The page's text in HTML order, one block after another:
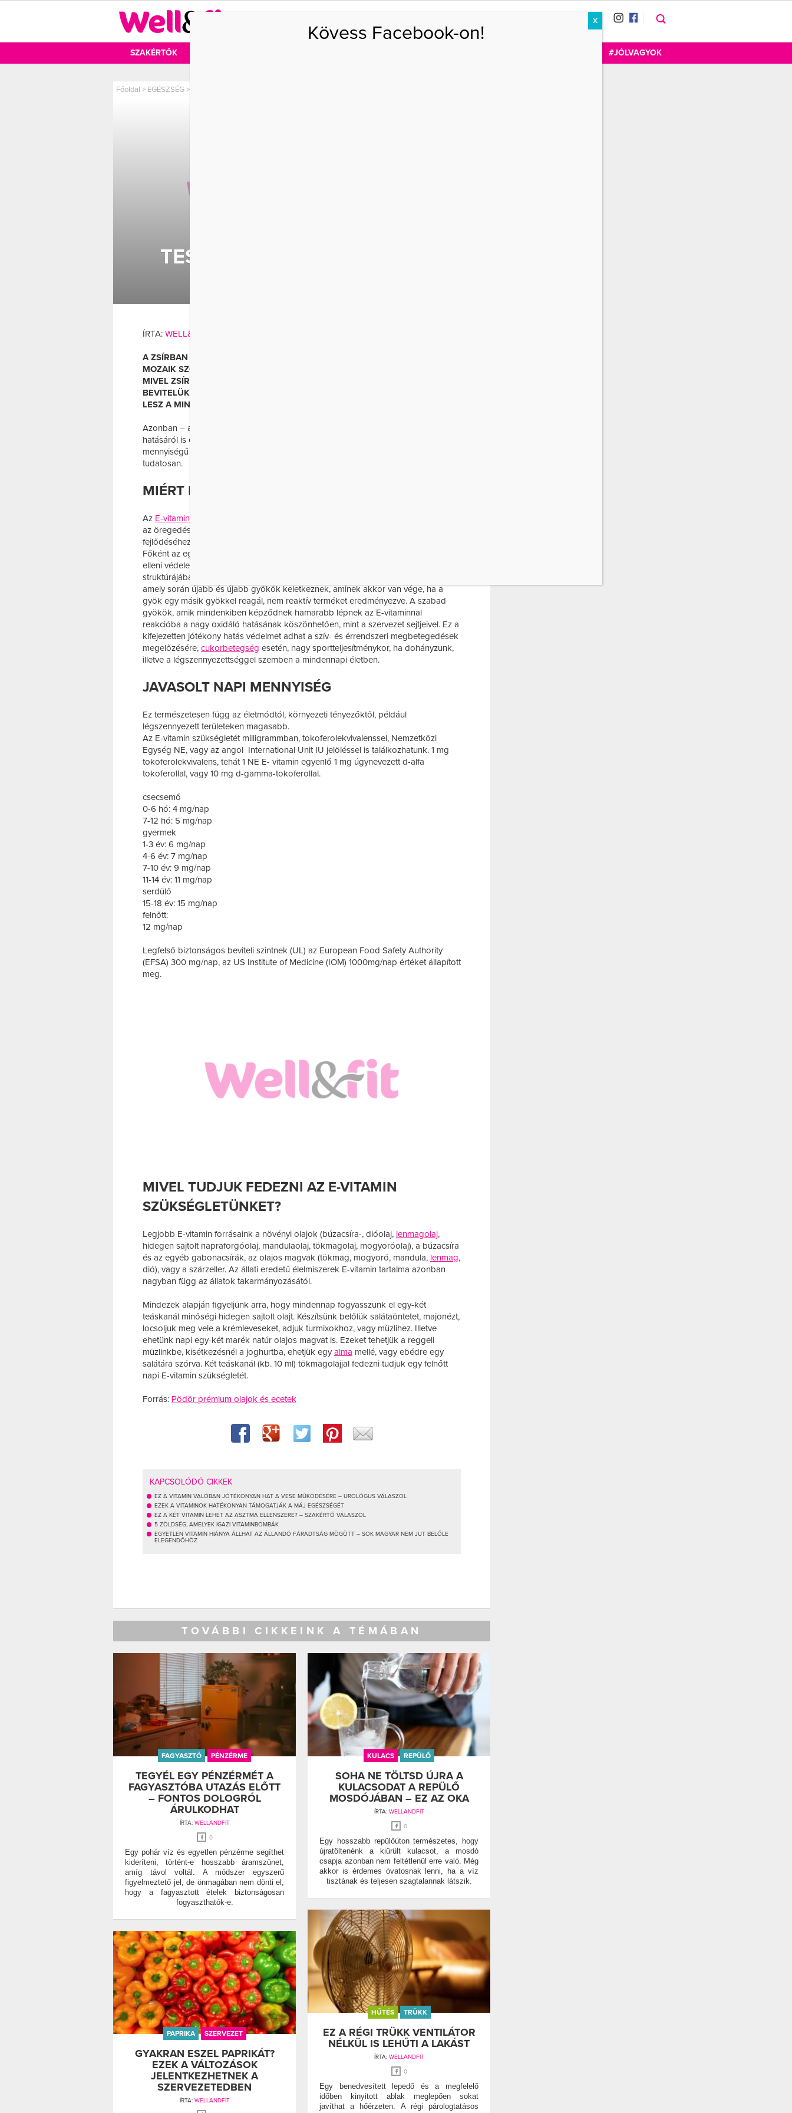
SZAKÉRTŐK #JÓLVAGYOK
Főoldal > EGÉSZSÉG>
TESTÜNK ŐRE AZ E-VITAMIN
ÍRTA: WELL&FIT
A ZSÍRBAN OLDÓDÓ VITAMINOKAT KÖNNYEN MEGJEGYEZHETJÜK A DEKA
MOZAIK SZÓ BETŰINEK MEMORIZÁLÁSÁVAL. AZT GONDOLHATNÁNK, HOGY
MIVEL ZSÍRBAN OLDÓDNAK, NEM IS KELL TUDATOSAN ODAFIGYELNI A
BEVITELÜKRE, HISZEN HA NEM DIÉTÁZUNK SZIGORÚAN, AKKOR IS RÉSZÜK
LESZ A MINDENNAPI ÉTKEZÉSEINKNEK.
Azonban – ahogy az alacsony
hatásáról is egyre több cikk jelenik meg – nem olyan egyértelmű, hogy kellő
mennyiségű E-vitaminhoz juttatjuk szervezetünket, ha erre nem figyelünk oda
tudatosan.
MIÉRT FONTOS A JÓ E-VITAMIN ELLÁTOTTSÁG
Az E-vitamin
az öregedési folyamatok gátlásához, várandósság alatt a magzat egészséges
fejlődéséhez, és bizonyos vizsgálatok szerint a nemi működéshez szükséges.
Főként az egyes sejtek sejthártyáját védi, a szervezetben keletkező szabad gyök
elleni védelem egyik eleme. A szabad gyökök azért károsak, mert a célmolekula
struktúrájában és funkciójában változást okoznak. Reakciós láncot indítanak el,
amely során újabb és újabb gyökök keletkeznek, aminek akkor van vége, ha a
gyök egy másik gyökkel reagál, nem reaktív terméket eredményezve. A szabad
gyökök, amik mindenkiben képződnek hamarabb lépnek az E-vitaminnal
reakcióba a nagy oxidáló hatásának köszönhetően, mint a szervezet sejtjeivel. Ez a
kifejezetten jótékony hatás védelmet adhat a szív- és érrendszeri megbetegedések
megelőzésére, cukorbetegség esetén, nagy sportteljesítménykor, ha dohányzunk,
illetve a légszennyezettséggel szemben a mindennapi életben.
JAVASOLT NAPI MENNYISÉG
Ez természetesen függ az életmódtól, környezeti tényezőktől, például
légszennyezett területeken magasabb.
Az E-vitamin szükségletét milligrammban, tokoferolekvivalenssel, Nemzetközi
Egység NE, vagy az angol International Unit IU jelöléssel is találkozhatunk. 1 mg
tokoferolekvivalens, tehát 1 NE E- vitamin egyenlő 1 mg úgynevezett d-alfa
tokoferollal, vagy 10 mg d-gamma-tokoferollal.
csecsemő
0-6 hó: 4 mg/nap
7-12 hó: 5 mg/nap
gyermek
1-3 év: 6 mg/nap
4-6 év: 7 mg/nap
7-10 év: 9 mg/nap
11-14 év: 11 mg/nap
serdülő
15-18 év: 15 mg/nap
felnőtt:
12 mg/nap
Legfelső biztonságos beviteli szintnek (UL) az European Food Safety Authority
(EFSA) 300 mg/nap, az US Institute of Medicine (IOM) 1000mg/nap értéket állapított
meg.
MIVEL TUDJUK FEDEZNI AZ E-VITAMIN
SZÜKSÉGLETÜNKET?
Legjobb E-vitamin forrásaink a növényi olajok (búzacsíra-, dióolaj, lenmagolaj,
hidegen sajtolt napraforgóolaj, mandulaolaj, tökmagolaj, mogyoróolaj), a búzacsíra
és az egyéb gabonacsírák, az olajos magvak (tökmag, mogyoró, mandula, lenmag,
dió), vagy a szárzeller. Az állati eredetű élelmiszerek E-vitamin tartalma azonban
nagyban függ az állatok takarmányozásától.
Mindezek alapján figyeljünk arra, hogy mindennap fogyasszunk el egy-két
teáskanál minőségi hidegen sajtolt olajt. Készítsünk belőlük salátaöntetet, majonézt,
locsoljuk meg vele a krémleveseket, adjuk turmixokhoz, vagy müzlihez. Illetve
ehetünk napi egy-két marék natúr olajos magvat is. Ezeket tehetjük a reggeli
müzlinkbe, kisétkezésnél a joghurtba, ehetjük egyalma mellé, vagy ebédre egy
salátára szórva. Két teáskanál (kb. 10 ml) tökmagolajjal fedezni tudjuk egy felnőtt
napi E-vitamin szükségletét.
Forrás: Pödör prémium olajok és ecetek
KAPCSOLÓDÓ CIKKEK
EZ A VITAMIN VALÓBAN JÓTÉKONYAN HAT A VESE MŰKÖDÉSÉRE – UROLÓGUS VÁLASZOL
EZEK A VITAMINOK HATÉKONYAN TÁMOGATJÁK A MÁJ EGÉSZSÉGÉT
EZ A KÉT VITAMIN LEHET AZ ASZTMA ELLENSZERE? – SZAKÉRTŐ VÁLASZOL
5 ZÖLDSÉG, AMELYEK IGAZI VITAMINBOMBÁK
EGYETLEN VITAMIN HIÁNYA ÁLLHAT AZ ÁLLANDÓ FÁRADTSÁG MÖGÖTT – SOK MAGYAR NEM JUT BELŐLE
ELEGENDŐHÖZ
TOVÁBBI CIKKEINK A TÉMÁBAN
FAGYASZTÓ PÉNZÉRME
TEGYÉL EGY PÉNZÉRMÉT A
FAGYASZTÓBA UTAZÁS ELŐTT
– FONTOS DOLOGRÓL
ÁRULKODHAT
ÍRTA: WELLANDFIT
0
Egy pohár víz és egyetlen pénzérme segíthet
kideríteni, történt-e hosszabb áramszünet,
amíg távol voltál. A módszer egyszerű
figyelmeztető jel, de önmagában nem dönti el,
hogy a fagyasztott ételek biztonságosan
fogyaszthatók-e.
KULACS REPÜLŐ
SOHA NE TÖLTSD ÚJRA A
KULACSODAT A REPÜLŐ
MOSDÓJÁBAN – EZ AZ OKA
ÍRTA: WELLANDFIT
0
Egy hosszabb repülőúton természetes, hogy
újratöltenénk a kiürült kulacsot, a mosdó
csapja azonban nem feltétlenül erre való. Még
akkor is érdemes óvatosnak lenni, ha a víz
tisztának és teljesen szagtalannak látszik.
HŰTÉS TRÜKK
EZ A RÉGI TRÜKK VENTILÁTOR
NÉLKÜL IS LEHŰTI A LAKÁST
ÍRTA: WELLANDFIT
0
Egy benedvesített lepedő és a megfelelő
időben kinyitott ablak meglepően sokat
javíthat a hőérzeten. A régi párologtatásos
PAPRIKA SZERVEZET
GYAKRAN ESZEL PAPRIKÁT?
EZEK A VÁLTOZÁSOK
JELENTKEZHETNEK A
SZERVEZETEDBEN
ÍRTA: WELLANDFIT
Kövess Facebook-on!
X